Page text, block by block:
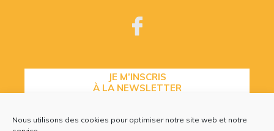
Nous utilisons des cookies pour optimiser notre site web et notre
JE M’INSCRIS
À LA NEWSLETTER